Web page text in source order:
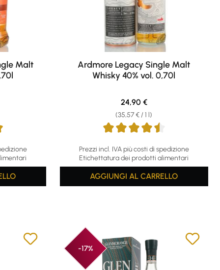
Malt
Ardmore Legacy Single Malt
Whisky 40% vol. 0,70l
Prezzi incl. IVA più costi di spedizione
Etichettatura dei prodotti alimentari
(35,57 € / 1 l)
Regular price:
24,90 €
AGGIUNGI AL CARRELLO
-17%